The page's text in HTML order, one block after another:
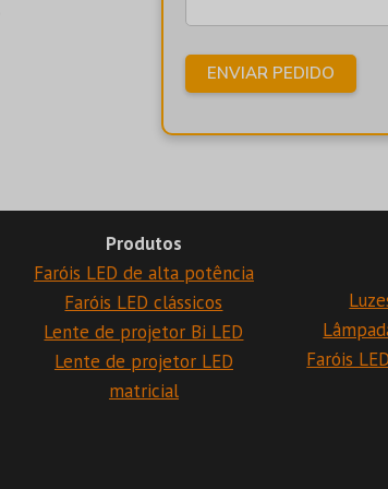
Produtos
Faróis LED de alta potência
Faróis LED clássicos
Lente de projetor Bi LED
Lente de projetor LED
matricial
Faróis